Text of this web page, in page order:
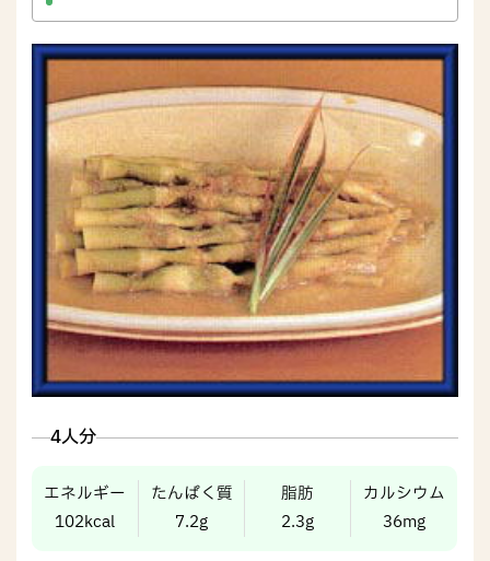
4人分
エネルギー
102kcal
たんぱく質
7.2g
脂肪
2.3g
カルシウム
36mg